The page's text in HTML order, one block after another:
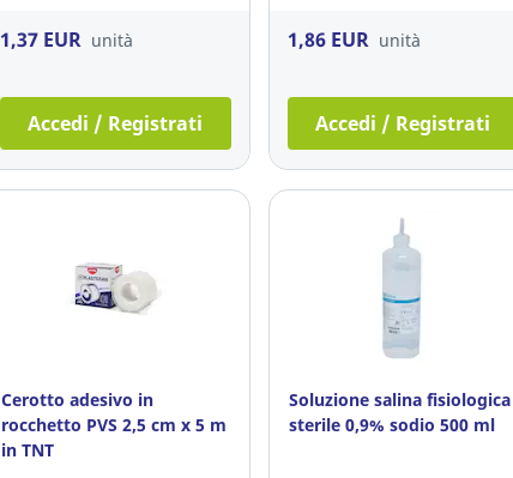
1,37 EUR unità
Accedi / Registrati
1,86 EUR unità
Accedi / Registrati
Cerotto adesivo in
rocchetto PVS 2,5 cm x 5 m
in TNT
Soluzione salina fisiologica
sterile 0,9% sodio 500 ml